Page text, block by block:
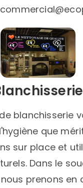
blanchisserie
que
sur place et
Dans le
prenons en